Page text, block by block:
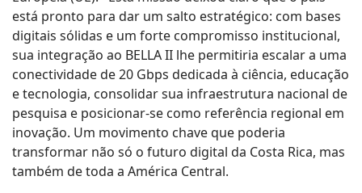
está pronto para dar um salto estratégico: com bases
digitais sólidas e um forte compromisso institucional,
sua integração ao BELLA II lhe permitiria escalar a uma
conectividade de 20 Gbps dedicada à ciência, educação
e tecnologia, consolidar sua infraestrutura nacional de
pesquisa e posicionar-se como referência regional em
inovação. Um movimento chave que poderia
transformar não só o futuro digital da Costa Rica, mas
também de toda a América Central.